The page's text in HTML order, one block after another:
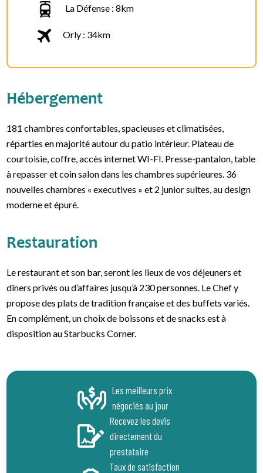
La Défense : 8km
Orly : 34km
Hébergement
181 chambres confortables, spacieuses et climatisées,
réparties en majorité autour du patio intérieur. Plateau de
courtoisie, coffre, accès internet WI-FI. Presse-pantalon, table
à repasser et coin salon dans les chambres supérieures. 36
nouvelles chambres « executives » et 2 junior suites, au design
moderne et épuré.
Restauration
Le restaurant et son bar, seront les lieux de vos déjeuners et
dîners privés ou d’affaires jusqu’à 230 personnes. Le Chef y
propose des plats de tradition française et des buffets variés.
En complément, un choix de boissons et de snacks est à
disposition au Starbucks Corner.
Les meilleurs prix
négociés au jour
Recevez les devis
directement du
prestataire
Taux de satisfaction